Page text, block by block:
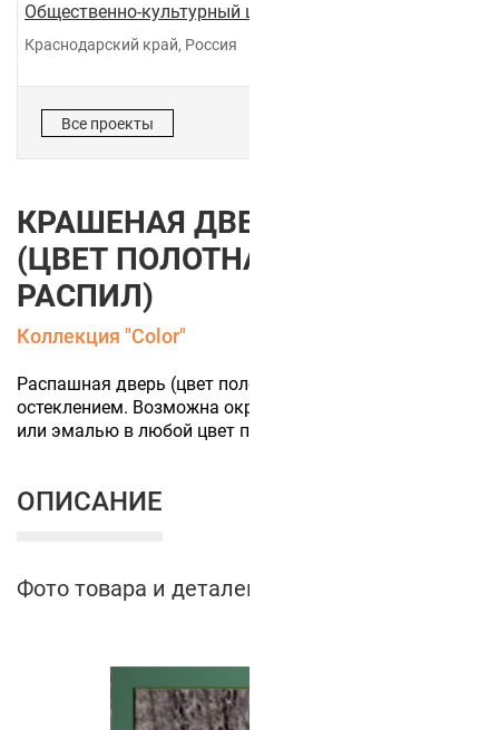
Общественно-культурный центр "Галактика"
Краснодарский край, Россия
Все проекты
КРАШЕНАЯ ДВЕРЬ COLOR 2
(ЦВЕТ ПОЛОТНА СЕРЫЙ
РАСПИЛ)
Коллекция "Color"
Распашная дверь (цвет полотна Серый распил) МДФ с
остеклением. Возможна окраска акриловой краской
или эмалью в любой цвет по каталогу RAL.
ОПИСАНИЕ
Фото товара и деталей